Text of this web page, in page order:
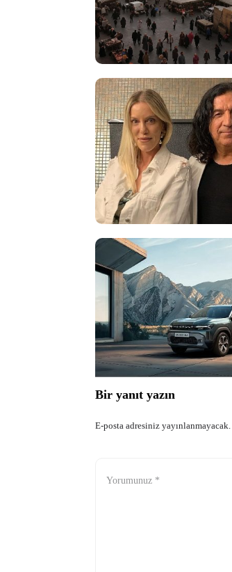
Bir yanıt yazın
E-posta adresiniz yayınlanmayacak.